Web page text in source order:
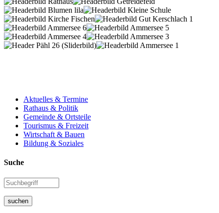
Aktuelles & Termine
Rathaus & Politik
Gemeinde & Ortsteile
Tourismus & Freizeit
Wirtschaft & Bauen
Bildung & Soziales
Suche
suchen